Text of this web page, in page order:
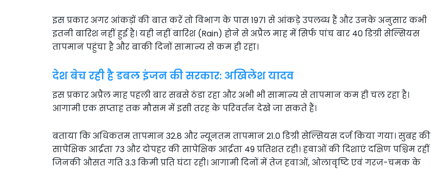
इस प्रकार अगर आंकड़ों की बात करें तो विभाग के पास 1971 से आंकड़े उपलब्ध हैं और उनके अनुसार कभी
इतनी बारिश नहीं हुई है। यही नहीं बारिश (Rain) होने से अप्रैल माह में सिर्फ पांच बार 40 डिग्री सेल्सियस
तापमान पहुंचा है और बाकी दिनों सामान्य से कम ही रहा।
देश बेच रही है डबल इंजन की सरकार: अखिलेश यादव
इस प्रकार अप्रैल माह पहली बार सबसे ठंडा रहा और अभी भी सामान्य से तापमान कम ही चल रहा है।
आगामी एक सप्ताह तक मौसम में इसी तरह के परिवर्तन देखे जा सकते हैं।
बताया कि अधिकतम तापमान 32.8 और न्यूनतम तापमान 21.0 डिग्री सेल्सियस दर्ज किया गया। सुबह की
सापेक्षिक आर्द्रता 73 और दोपहर की सापेक्षिक आर्द्रता 49 प्रतिशत रही। हवाओं की दिशाएं दक्षिण पश्चिम रहीं
जिनकी औसत गति 3.3 किमी प्रति घंटा रही। आगामी दिनों में तेज हवाओं, ओलावृष्टि एवं गरज-चमक के